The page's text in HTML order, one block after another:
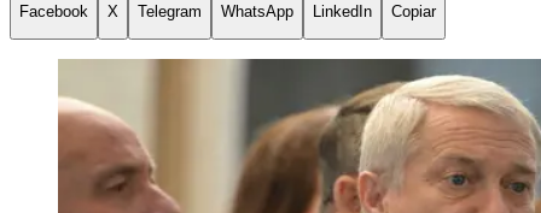
Facebook X Telegram WhatsApp LinkedIn Copiar